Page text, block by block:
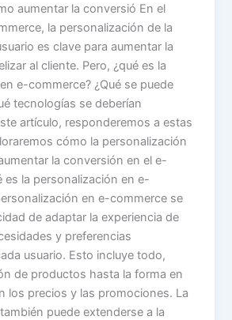
aumentar la conversió En el
la personalización de la
es clave para aumentar la
al cliente. Pero, ¿qué es la
e-commerce? ¿Qué se puede
tecnologías se deberían
artículo, responderemos a estas
cómo la personalización
la conversión en el e-
es la personalización en e-
en e-commerce se
de adaptar la experiencia de
y preferencias
usuario. Esto incluye todo,
de productos hasta la forma en
los precios y las promociones. La
puede extenderse a la